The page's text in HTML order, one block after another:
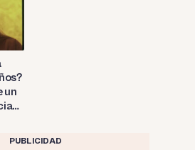
un
PUBLICIDAD